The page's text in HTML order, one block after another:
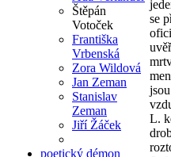
Štěpán
Votoček
Františka
Vrbenská
Zora Wildová
Jan Zeman
Stanislav
Zeman
Jiří Žáček
poetický démon
se
L.